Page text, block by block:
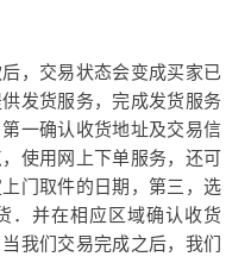
，交易状态会变成买家已
发货服务，完成发货服务
一确认收货地址及交易信
使用网上下单服务，还可
门取件的日期，第三，选
．并在相应区域确认收货
我们交易完成之后，我们